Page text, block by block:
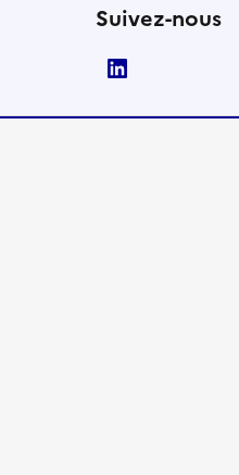
Suivez-nous